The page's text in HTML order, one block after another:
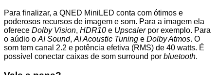
Para finalizar, a QNED MiniLED conta com ótimos e
poderosos recursos de imagem e som. Para a imagem ela
oferece Dolby Vision, HDR10 e Upscalerpor exemplo. Para
o aúdio o AI Sound, AI Acoustic Tuning e Dolby Atmos. O
som tem canal 2.2 e potência efetiva (RMS) de 40 watts. É
possível conectar caixas de som surround por bluetooth.